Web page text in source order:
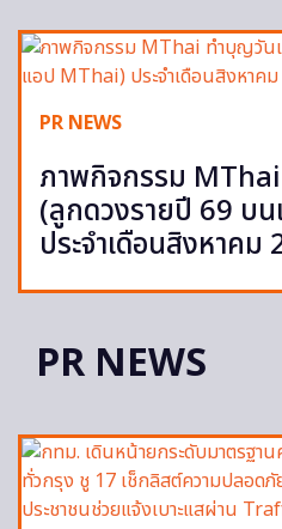
PR NEWS
ภาพกิจกรรม
(ลูกดวงรายปี 69 บ
ประจำเดือนสิงหาคม
PR NEWS